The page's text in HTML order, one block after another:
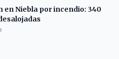
en Niebla por incendio: 340